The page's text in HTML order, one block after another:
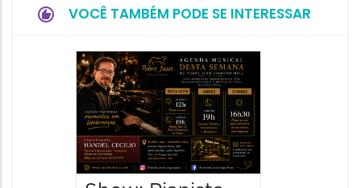
VOCÊ TAMBÉM PODE SE INTERESSAR